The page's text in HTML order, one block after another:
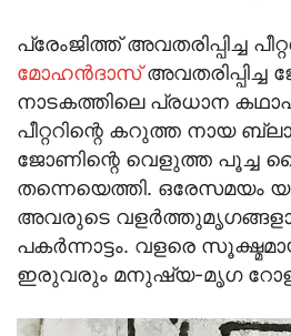
പ്രേംജിത്ത് അവതരിപ്പിച്ച
മോഹന്‍ദാസ്
നാടകത്തിലെ പ്രധാന
പീറ്ററിന്റെ കറുത്ത നായ
ജോണിന്റെ വെളുത്ത പൂച്ച
തന്നെയെത്തി. ഒരേസമയം
അവരുടെ
പകര്‍ന്നാട്ടം. വളരെ
ഇരുവരും മനുഷ്യ-മൃഗ